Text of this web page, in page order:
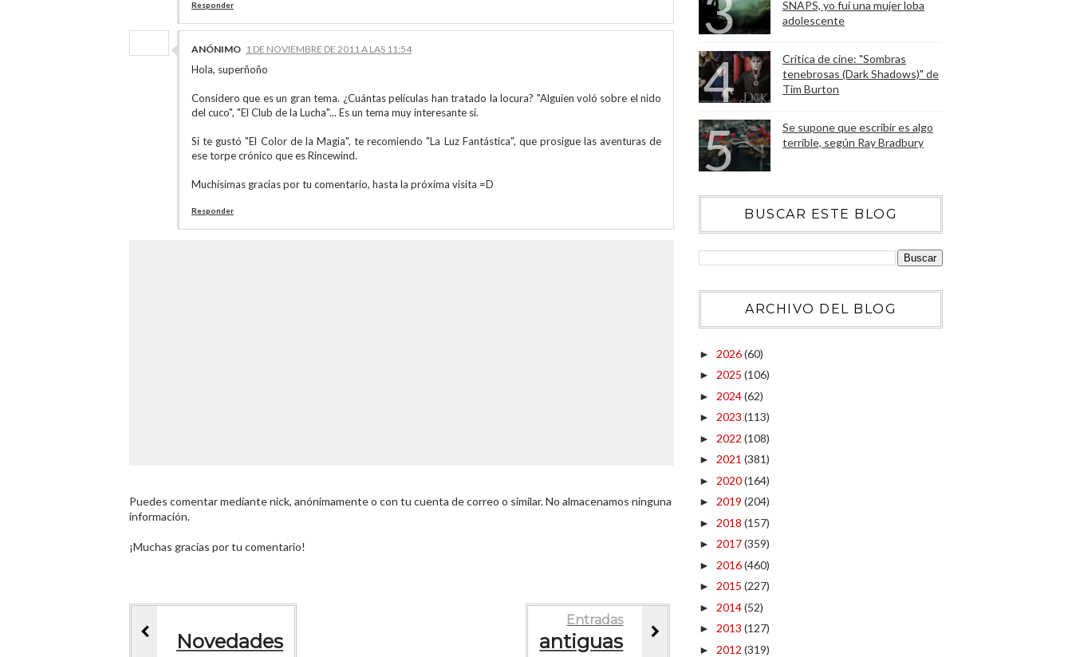
Responder
ANÓNIMO 1 DE NOVIEMBRE DE 2011 A LAS 11:54
Hola, superñoño
Considero que es un gran tema. ¿Cuántas películas han tratado la locura? "Alguien voló sobre el nido
del cuco", "El Club de la Lucha"... Es un tema muy interesante sí.
Si te gustó "El Color de la Magia", te recomiendo "La Luz Fantástica", que prosigue las aventuras de
ese torpe crónico que es Rincewind.
Muchísimas gracias por tu comentario, hasta la próxima visita =D
Responder
Puedes comentar mediante nick, anónimamente o con tu cuenta de correo o similar. No almacenamos ninguna
información.
¡Muchas gracias por tu comentario!
Novedades
Entradas
antiguas
SNAPS, yo fui una mujer loba
adolescente
Crítica de cine: "Sombras
tenebrosas (Dark Shadows)" de
Tim Burton
Se supone que escribir es algo
terrible, según Ray Bradbury
BUSCAR ESTE BLOG
ARCHIVO DEL BLOG
► 2026(60)
► 2025 (106)
► 2024(62)
► 2023 (113)
► 2022 (108)
► 2021 (381)
► 2020(164)
► 2019 (204)
► 2018 (157)
► 2017(359)
► 2016(460)
► 2015 (227)
► 2014(52)
► 2013 (127)
► 2012 (319)